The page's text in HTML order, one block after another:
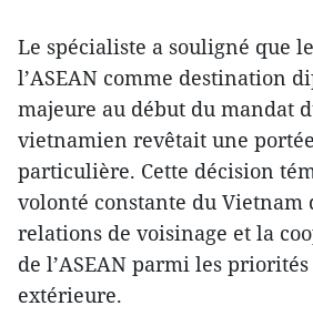
Le spécialiste a souligné que
l’ASEAN comme destination
majeure au début du mandat
vietnamien revêtait une
particulière. Cette décision
volonté constante du Vietnam
relations de voisinage et la
de l’ASEAN parmi les
extérieure.